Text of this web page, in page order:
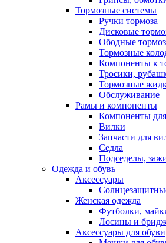
Тормозные системы
Ручки тормоза
Дисковые
Ободные
Тормозные
Компоненты к
Тросики,
Тормозные
Обслуживание
Рамы и компоненты
Компоненты
Вилки
Запчасти для
Седла
Подседелы,
Одежда и обувь
Аксессуары
Женская одежда
Футболки,
Лосины и
Аксессуары для обуви